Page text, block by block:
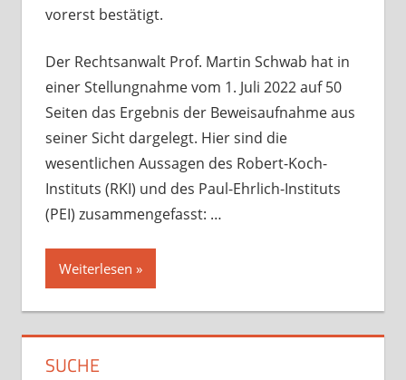
vorerst bestätigt.
Der Rechtsanwalt Prof. Martin Schwab hat in
einer Stellungnahme vom 1. Juli 2022 auf 50
Seiten das Ergebnis der Beweisaufnahme aus
seiner Sicht dargelegt. Hier sind die
wesentlichen Aussagen des Robert-Koch-
Instituts (RKI) und des Paul-Ehrlich-Instituts
(PEI) zusammengefasst: …
Weiterlesen
SUCHE